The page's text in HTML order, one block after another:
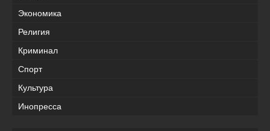
Экономика
Религия
Криминал
Спорт
Культура
Инопресса